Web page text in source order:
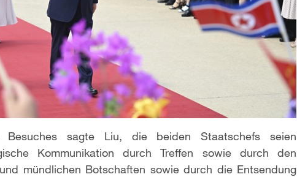
sagte Liu, die beiden Staatschefs seien
Kommunikation durch Treffen sowie durch den
mündlichen Botschaften sowie durch die Entsendung